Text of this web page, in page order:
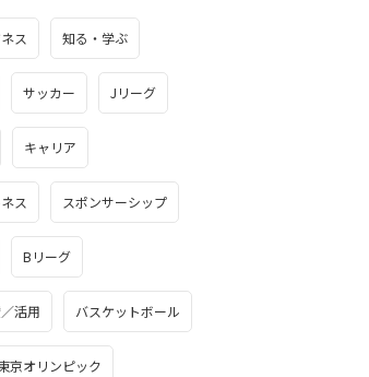
ス 知る・学ぶ
サッカー Jリーグ
キャリア
ス スポンサーシップ
Bリーグ
活用 バスケットボール
京オリンピック